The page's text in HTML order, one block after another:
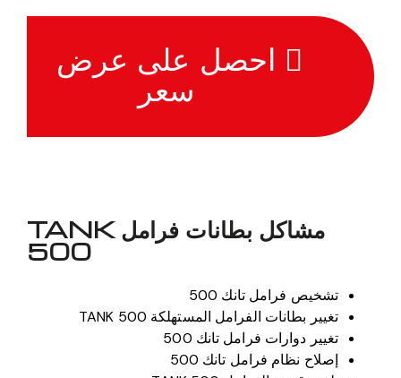
احصل على عرض
سعر
مشاكل بطانات فرامل TANK
500
تشخيص فرامل تانك 500
تغيير بطانات الفرامل المستهلكة TANK 500
تغيير دوارات فرامل تانك 500
إصلاح نظام فرامل تانك 500